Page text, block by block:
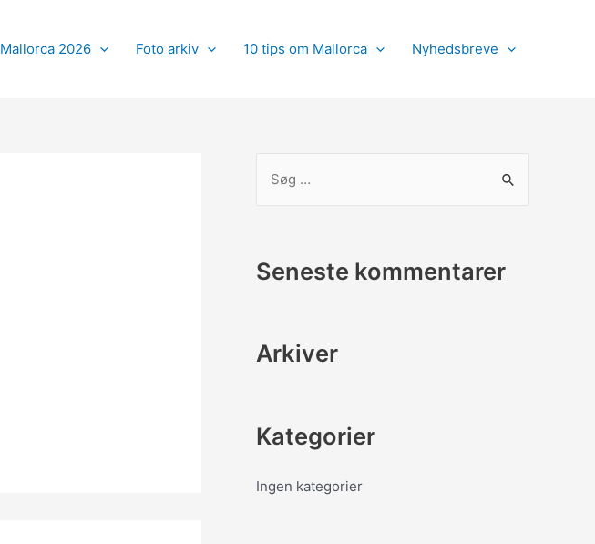
Mallorca 2026 Foto arkiv 10 tips om Mallorca Nyhedsbreve
f
r
Seneste kommentarer
Arkiver
Kategorier
Ingen kategorier